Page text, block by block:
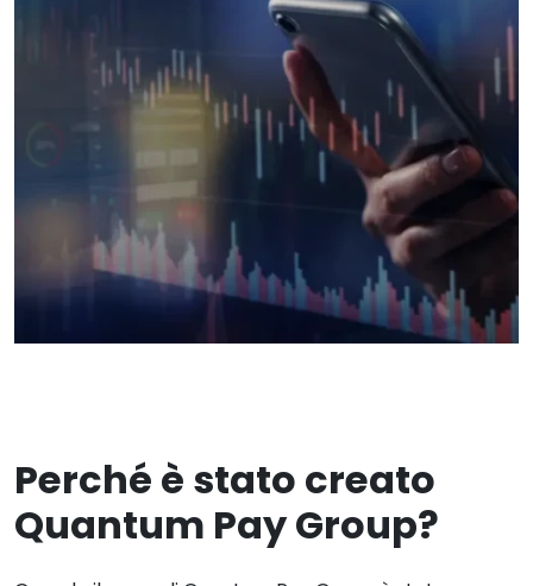
Perché è stato creato
Quantum Pay Group?